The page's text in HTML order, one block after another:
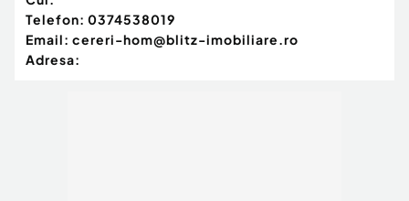
Telefon: 0374538019
Email: cereri-hom@blitz-imobiliare.ro
Adresa: